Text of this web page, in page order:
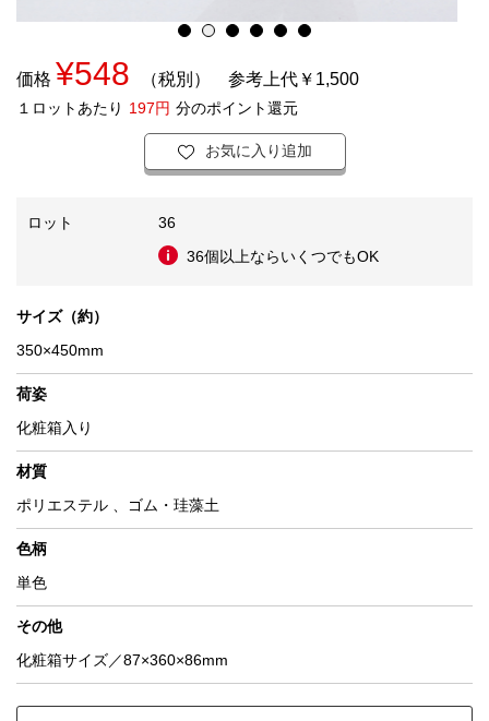
価格 ¥548 （税別） 参考上代￥1,500
１ロットあたり 197円 分のポイント還元
お気に入り追加
ロット
36
36個以上ならいくつでもOK
サイズ（約）
350×450mm
荷姿
化粧箱入り
材質
ポリエステル 、ゴム・珪藻土
色柄
単色
その他
化粧箱サイズ／87×360×86mm